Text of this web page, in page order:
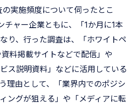
実施頻度について伺ったとこ
ャー企業ともに、「1か月に1本
り、行った調査は、「ホワイトペ
料掲載サイトなどで配信」や
ス説明資料」などに活用している
理由として、「業界内でのポジシ
ングが狙える」や「メディアに転